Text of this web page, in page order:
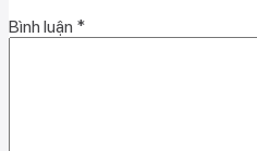
Bình luận *